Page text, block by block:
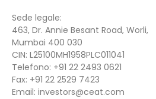
Sede legale:
463, Dr. Annie Besant Road, Worli,
Mumbai 400 030
CIN: L25100MH1958PLC011041
Telefono: +91 22 2493 0621
Fax: +91 22 2529 7423
Email: investors@ceat.com